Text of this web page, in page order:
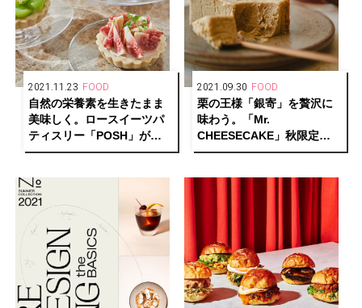
2021.11.23 FOOD
自然の栄養素を生きたまま
美味しく。ロースイーツパ
ティスリー「POSH」が清
澄白河にオープン！
2021.09.30 FOOD
栗の王様「銀寄」を贅沢に
味わう。「Mr.
CHEESECAKE」秋限定の
マロンフレーバーが数量限